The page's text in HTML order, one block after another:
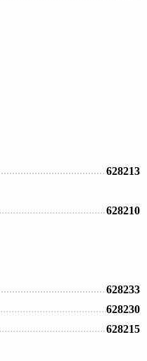
628213
628210
628233
628230
628215